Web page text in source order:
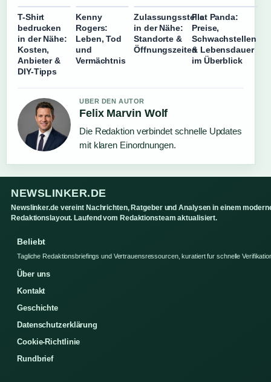
T-Shirt
bedrucken
in der Nähe:
Kosten,
Anbieter &
DIY-Tipps
Kenny
Rogers:
Leben, Tod
und
Vermächtnis
Zulassungsstelle
in der Nähe:
Standorte &
Öffnungszeiten
Fiat Panda:
Preise,
Schwachstellen
& Lebensdauer
im Überblick
UBER DEN AUTOR
Felix Marvin Wolf
Die Redaktion verbindet schnelle Updates
mit klaren Einordnungen.
NEWSLINKER.DE
Newslinker.de vereint Nachrichten, Ratgeber und Analysen in einem
Redaktionslayout. Laufend vom Redaktionsteam aktualisiert.
Beliebt
Tagliche Redaktionsbriefings und Vertrauensressourcen, kuratiert fur schnelle
Über uns
Kontakt
Geschichte
Datenschutzerklärung
Cookie-Richtlinie
Rundbrief